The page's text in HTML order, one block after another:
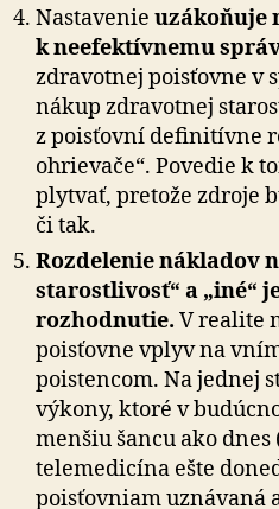
Nastavenie uzákoňuje
k neefektívnemu
zdravotnej poisťovne v
nákup zdravotnej
z poisťovní definitívne
ohrievače“. Povedie k
plytvať, pretože zdroje
či tak.
Rozdelenie nákladov
starostlivosť“ a „iné“
rozhodnutie. V realite
poisťovne vplyv na
poistencom. Na jednej
výkony, ktoré v
menšiu šancu ako
telemedicína ešte
poisťovniam uznávaná